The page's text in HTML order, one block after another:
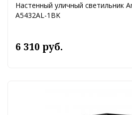
Настенный уличный светильник
A5432AL-1BK
6 310 руб.